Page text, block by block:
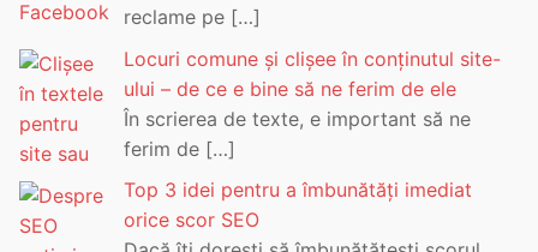
reclame pe […]
Locuri comune și clișee în conținutul site-
ului – de ce e bine să ne ferim de ele
În scrierea de texte, e important să ne
ferim de […]
Top 3 idei pentru a îmbunătăți imediat
orice scor SEO